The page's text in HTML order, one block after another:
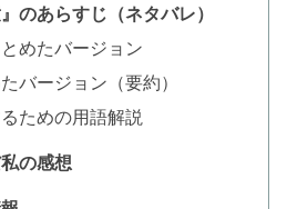
のあらすじ（ネタバレ）
めたバージョン
バージョン（要約）
ための用語解説
の感想